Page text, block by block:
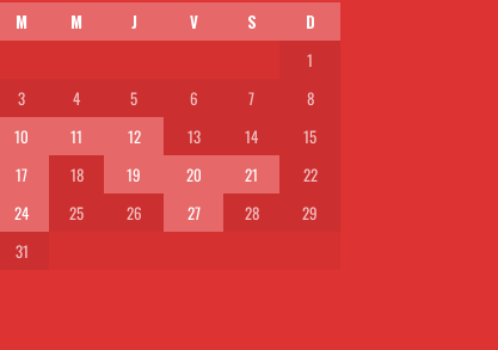
M M J V S
D
1
3 4 5 6 7
8
10 11 12 13 14
15
17 18 19 20 21
22
24 25 26 27 28
29
31